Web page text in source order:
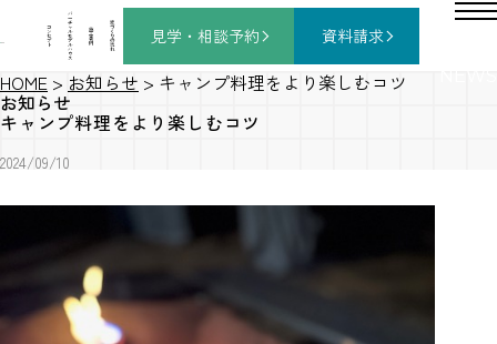
コ
ン
セ
プ
ト
バ
ー
チ
ャ
ル
モ
デ
ル
ハ
ウ
ス
施
工
事
例
家
づ
く
り
の
流
れ
見学・相談予約 資料請求
HOME > お知らせ > キャンプ料理をより楽しむコツ
お知らせ
キャンプ料理をより楽しむコツ
2024/09/10